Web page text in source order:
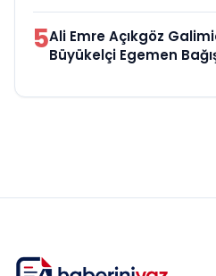
5Ali Emre Açıkgöz
Büyükelçi Egemen